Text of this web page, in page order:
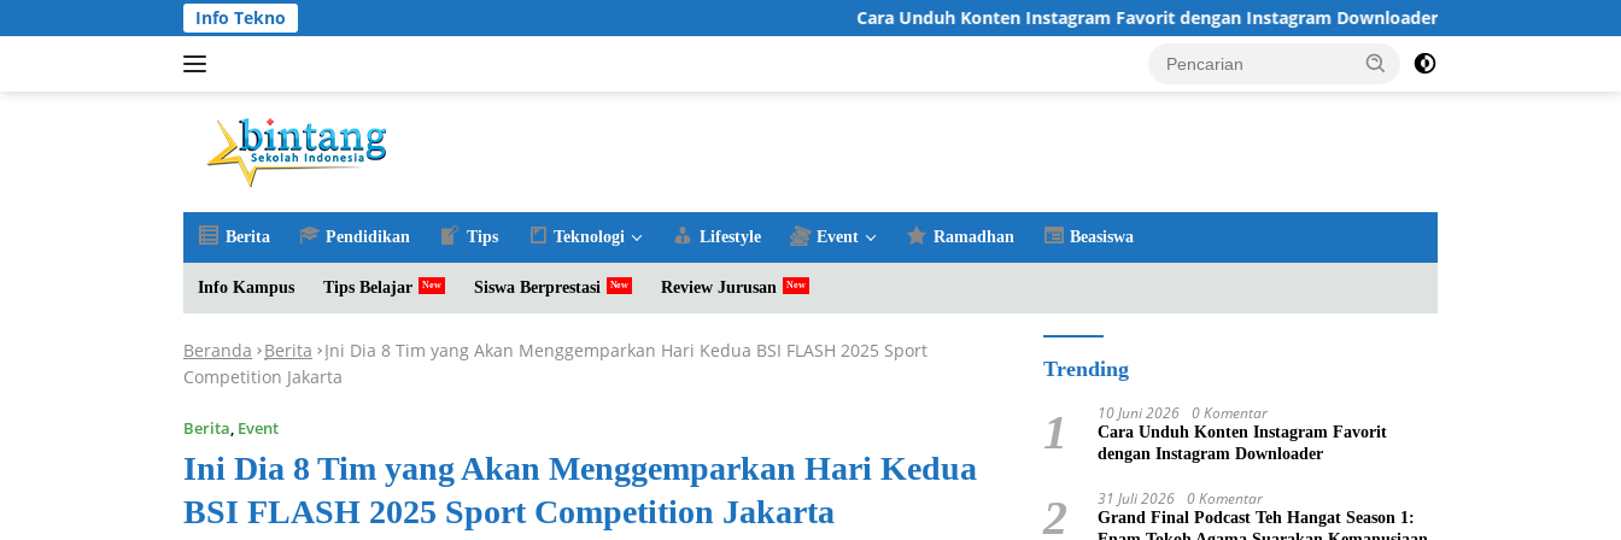
ke
Info Tekno Cara Unduh Konten Instagram Favorit dengan Instagram Downloader Review TV LG 2026:
Berita Pendidikan Tips Teknologi Lifestyle Event Ramadhan Beasiswa
Info Kampus Tips Belajar Siswa Berprestasi Review Jurusan
Beranda -Berita -Ini Dia 8 Tim yang Akan Menggemparkan Hari Kedua BSI FLASH 2025 Sport
Competition Jakarta
Berita, Event
Ini Dia 8 Tim yang Akan Menggemparkan Hari Kedua
BSI FLASH 2025 Sport Competition Jakarta
Trending
1 10 Juni 2026 0 Komentar
Cara Unduh Konten Instagram Favorit
dengan Instagram Downloader
2 31 Juli 2026 0 Komentar
Grand Final Podcast Teh Hangat Season 1: